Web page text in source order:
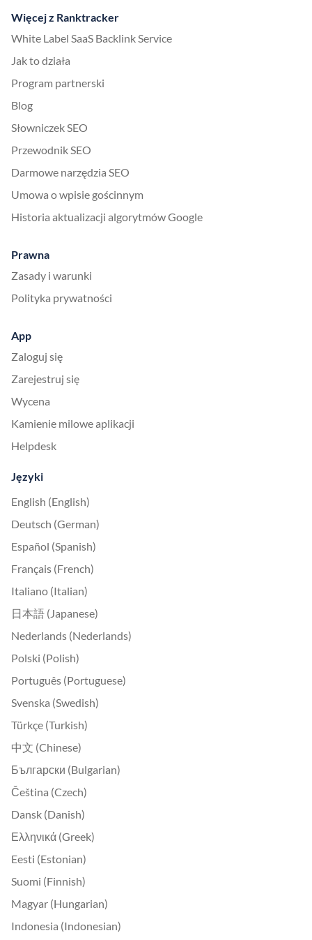
Więcej z Ranktracker
White Label SaaS Backlink Service
Jak to działa
Program partnerski
Blog
Słowniczek SEO
Przewodnik SEO
Darmowe narzędzia SEO
Umowa o wpisie gościnnym
Historia aktualizacji algorytmów Google
Prawna
Zasady i warunki
Polityka prywatności
App
Zaloguj się
Zarejestruj się
Wycena
Kamienie milowe aplikacji
Helpdesk
Języki
English (English)
Deutsch (German)
Español (Spanish)
Français (French)
Italiano (Italian)
日本語 (Japanese)
Nederlands (Nederlands)
Polski (Polish)
Português (Portuguese)
Svenska (Swedish)
Türkçe (Turkish)
中文 (Chinese)
Български (Bulgarian)
Čeština (Czech)
Dansk (Danish)
Ελληνικά (Greek)
Eesti (Estonian)
Suomi (Finnish)
Magyar (Hungarian)
Indonesia (Indonesian)